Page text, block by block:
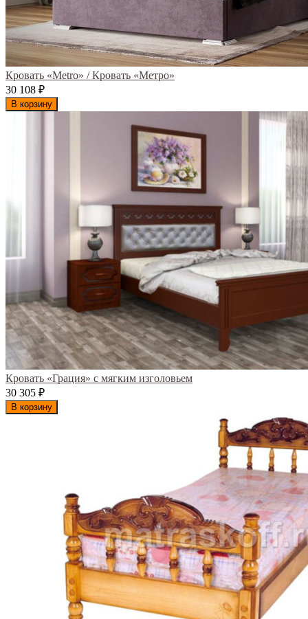
Кровать «Metro» / Кровать «Метро»
30 108 ₽
В корзину
Кровать «Грация» с мягким изголовьем
30 305 ₽
В корзину